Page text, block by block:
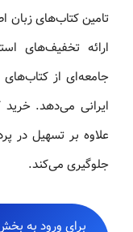
تامین کتاب‌های زبان
جامعه‌ای از کتاب‌های
ایرانی می‌دهد. خرید
علاوه بر تسهیل در
جلوگیری می‌کند.
برای ورود به